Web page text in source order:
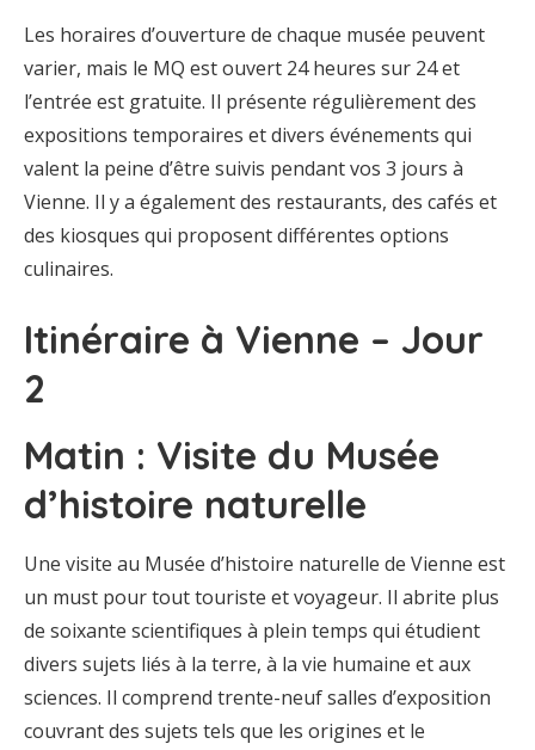
Les horaires d’ouverture de chaque musée peuvent
varier, mais le MQ est ouvert 24 heures sur 24 et
l’entrée est gratuite. Il présente régulièrement des
expositions temporaires et divers événements qui
valent la peine d’être suivis pendant vos 3 jours à
Vienne. Il y a également des restaurants, des cafés et
des kiosques qui proposent différentes options
culinaires.
Itinéraire à Vienne – Jour
2
Matin : Visite du Musée
d’histoire naturelle
Une visite au Musée d’histoire naturelle de Vienne est
un must pour tout touriste et voyageur. Il abrite plus
de soixante scientifiques à plein temps qui étudient
divers sujets liés à la terre, à la vie humaine et aux
sciences. Il comprend trente-neuf salles d’exposition
couvrant des sujets tels que les origines et le